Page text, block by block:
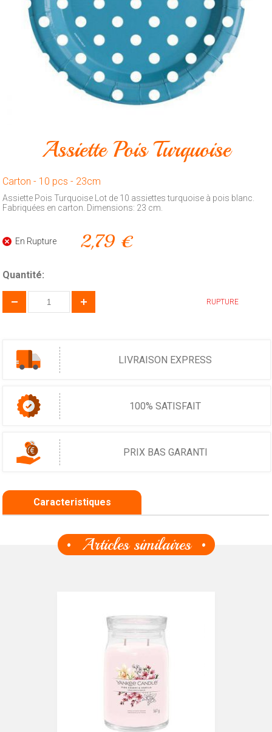
Animalerie
Outillage
Assiette Pois Turquoise
Carton - 10 pcs - 23cm
Assiette Pois Turquoise Lot de 10 assiettes turquoise à pois blanc.
Fabriquées en carton. Dimensions: 23 cm.
En Rupture 2,79 €
Quantité:
RUPTURE
LIVRAISON EXPRESS
100% SATISFAIT
PRIX BAS GARANTI
Caracteristiques
Articles similaires